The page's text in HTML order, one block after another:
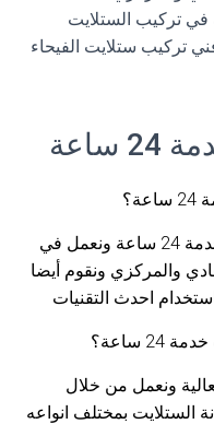
في تركيب الستلايت
تركيب ستلايت الفيحاء
نوفر لكم افضل فني تصليح ستلايت خدمة 24 ساعة ونعمل في
والمركزي ونقوم أيضا
احدث التقنيات
ساعة؟
ونعمل من خلال
الستلايت بمختلف انواعه